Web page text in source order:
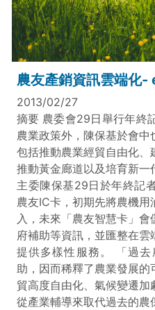
農友產銷資訊雲端化-
2013/02/27
摘要 農委會29日舉行年終記者會，除了回顧過去一年的
農業政策外，陳保基於會
包括推動農業經貿自由化、
推動黃金廊道以及培育新
主委陳保基29日於年終記
農友IC卡，初期先將農機
入，未來「農友智慧卡」
府補助等資訊，並匯整在雲
提供多樣性服務。 「過去農業的政策多是偏向福利補
助，因而稀釋了農業發展
貿高度自由化、氣候變遷
從產業輔導來取代過去的